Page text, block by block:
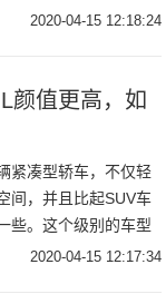
人的谈资了。而说到
2020-04-15 12:18:24
颜值更高，如
紧凑型轿车，不仅轻
间，并且比起SUV车
些。这个级别的车型
需求量，所以成为了
2020-04-15 12:17:34